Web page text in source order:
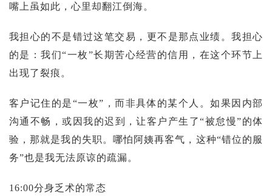
嘴上虽如此，心里却翻江倒海。
我担心的不是错过这笔交易，更不是那点业绩。我担心
的是：我们“一枚”长期苦心经营的信用，在这个环节上
出现了裂痕。
客户记住的是“一枚”，而非具体的某个人。如果因内部
沟通不畅，或因我的迟到，让客户产生了“被怠慢”的体
验，那就是我的失职。哪怕阿姨再客气，这种“错位的服
务”也是我无法原谅的疏漏。
16:00分身乏术的常态